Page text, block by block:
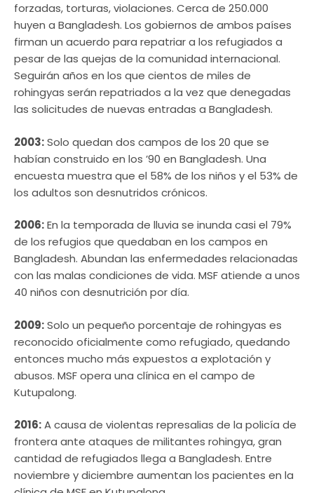
forzadas, torturas, violaciones. Cerca de 250.000
huyen a Bangladesh. Los gobiernos de ambos países
firman un acuerdo para repatriar a los refugiados a
pesar de las quejas de la comunidad internacional.
Seguirán años en los que cientos de miles de
rohingyas serán repatriados a la vez que denegadas
las solicitudes de nuevas entradas a Bangladesh.
2003:Solo quedan dos campos de los 20 que se
habían construido en los ’90 en Bangladesh. Una
encuesta muestra que el 58% de los niños y el 53% de
los adultos son desnutridos crónicos.
2006:En la temporada de lluvia se inunda casi el 79%
de los refugios que quedaban en los campos en
Bangladesh. Abundan las enfermedades relacionadas
con las malas condiciones de vida. MSF atiende a unos
40 niños con desnutrición por día.
2009:Solo un pequeño porcentaje de rohingyas es
reconocido oficialmente como refugiado, quedando
entonces mucho más expuestos a explotación y
abusos. MSF opera una clínica en el campo de
Kutupalong.
2016:A causa de violentas represalias de la policía de
frontera ante ataques de militantes rohingya, gran
cantidad de refugiados llega a Bangladesh. Entre
noviembre y diciembre aumentan los pacientes en la